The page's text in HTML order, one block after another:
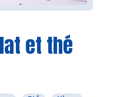
et thé